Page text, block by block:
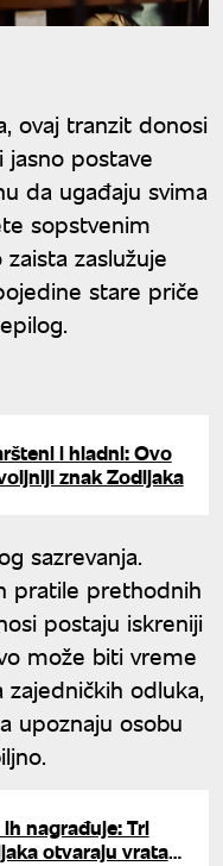
ovaj tranzit donosi
postave
da ugađaju svima
sopstvenim
zaslužuje
stare priče
i hladni: Ovo
znak Zodijaka
sazrevanja.
pratile prethodnih
postaju iskreniji
može biti vreme
odluka,
upoznaju osobu
nagrađuje: Tri
otvaraju vrata